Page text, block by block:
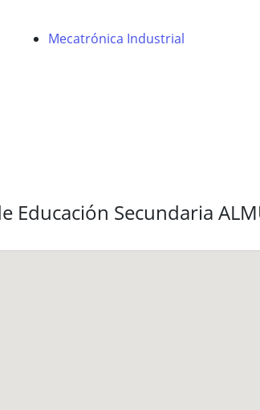
Mecatrónica Industrial
Secundaria